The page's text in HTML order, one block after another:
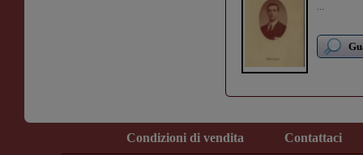
...
Condizioni di vendita Contattaci